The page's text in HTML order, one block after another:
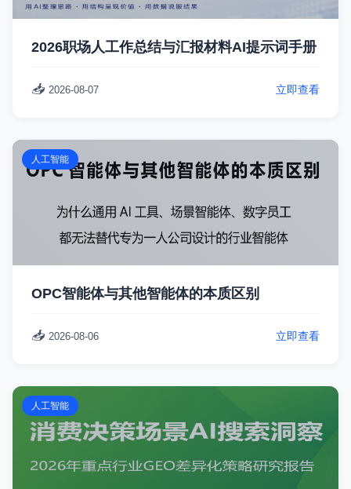
2026职场人工作总结与汇报材料AI提示词手册
📥 2026-08-07 立即查看
人工智能
OPC智能体与其他智能体的本质区别
📥 2026-08-06 立即查看
人工智能